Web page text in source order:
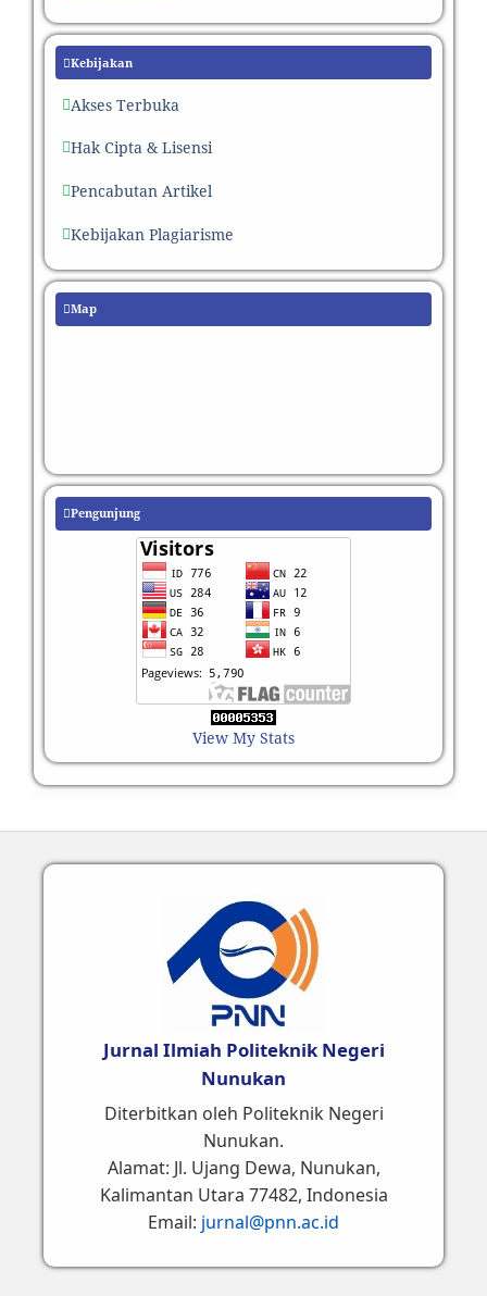
Kebijakan
Akses Terbuka
Hak Cipta & Lisensi
Pencabutan Artikel
Kebijakan Plagiarisme
Map
Pengunjung
View My Stats
Jurnal Ilmiah Politeknik Negeri
Nunukan
Diterbitkan oleh Politeknik Negeri
Nunukan.
Alamat: Jl. Ujang Dewa, Nunukan,
Kalimantan Utara 77482, Indonesia
Email: jurnal@pnn.ac.id